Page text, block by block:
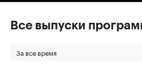
Все выпуски
За все время